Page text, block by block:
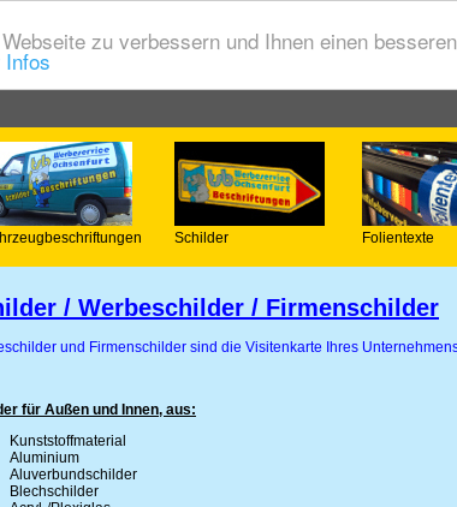
zu verbessern und Ihnen einen
Infos
Schilder Folientexte
/ Werbeschilder / Firmenschilder
und Firmenschilder sind die Visitenkarte Ihres
für Außen und Innen, aus:
Kunststoffmaterial
Aluminium
Aluverbundschilder
Blechschilder